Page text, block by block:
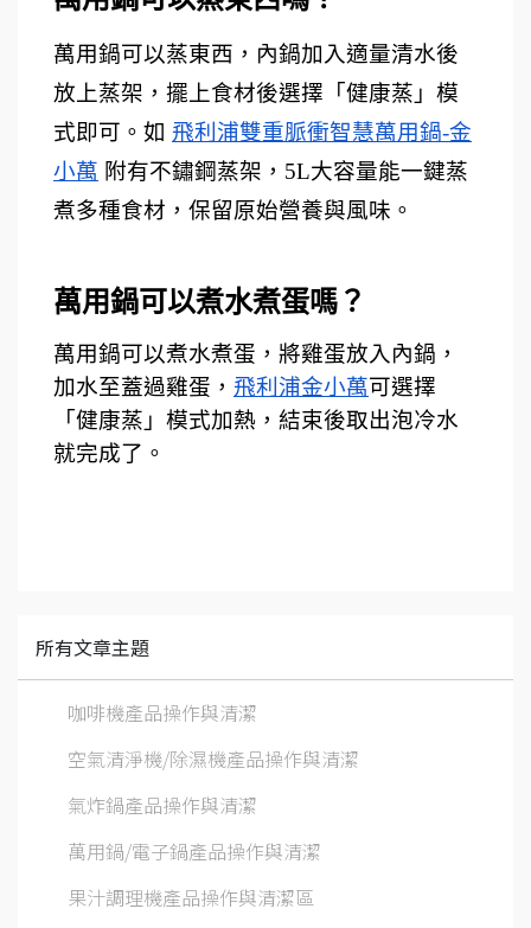
萬用鍋可以蒸東西，內鍋加入適量清水後
放上蒸架，擺上食材後選擇「健康蒸」模
式即可。如 飛利浦雙重脈衝智慧萬用鍋-金
小萬 附有不鏽鋼蒸架，5L大容量能一鍵蒸
煮多種食材，保留原始營養與風味。
萬用鍋可以煮水煮蛋嗎？
萬用鍋可以煮水煮蛋，將雞蛋放入內鍋，
加水至蓋過雞蛋， 飛利浦金小萬可選擇
「健康蒸」模式加熱，結束後取出泡冷水
就完成了。
所有文章主題
咖啡機產品操作與清潔
空氣清淨機/除濕機產品操作與清潔
氣炸鍋產品操作與清潔
萬用鍋/電子鍋產品操作與清潔
果汁調理機產品操作與清潔區